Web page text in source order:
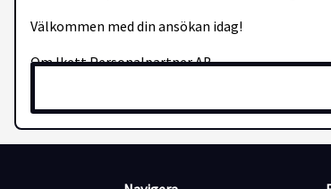
Välkommen med din ansökan idag!
Om Ikett Personalpartner AB
Ikett Personalpartner AB är ett auktoriserat
yrkesområdena industri, el, bygg och